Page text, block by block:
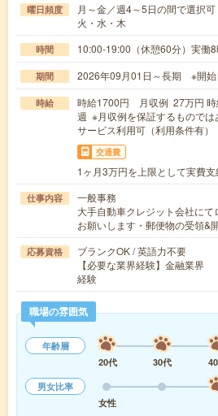
曜日頻度
月～金／週4～5日の間で選択
火・水・木
時間 10:00-19:00（休憩60分）実働8
期間 2026年09月01日～長期 ※開
時給
時給1700円 月収例 27万円 時
週 ※月収例を保証するものでは
サービス利用可（利用条件有）
交通費
1ヶ月3万円を上限として実費支
仕事内容
一般事務
大手自動車クレジット会社に
お願いします・郵便物の受領&
応募資格
ブランクOK / 英語力不要
【必要な業界経験】金融業
経験
職場の雰囲気
年齢層
20代
30代
男女比率
女性